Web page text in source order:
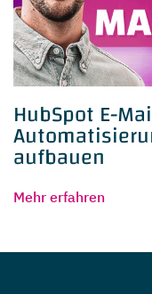
HubSpot E-
aufbauen
Mehr erfahren